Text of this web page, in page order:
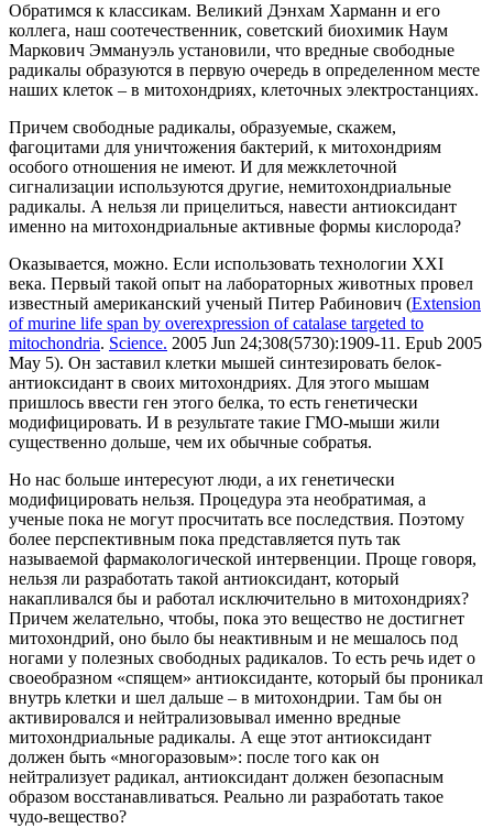
Обратимся к классикам. Великий Дэнхам Харманн и его
коллега, наш соотечественник, советский биохимик Наум
Маркович Эммануэль установили, что вредные свободные
радикалы образуются в первую очередь в определенном месте
наших клеток – в митохондриях, клеточных электростанциях.
Причем свободные радикалы, образуемые, скажем,
фагоцитами для уничтожения бактерий, к митохондриям
особого отношения не имеют. И для межклеточной
сигнализации используются другие, немитохондриальные
радикалы. А нельзя ли прицелиться, навести антиоксидант
именно на митохондриальные активные формы кислорода?
Оказывается, можно. Если использовать технологии XXI
века. Первый такой опыт на лабораторных животных провел
известный американский ученый Питер Рабинович (Extension
of murine life span by overexpression of catalase targeted to
mitochondria. Science. 2005 Jun 24;308(5730):1909-11. Epub 2005
May 5). Он заставил клетки мышей синтезировать белок-
антиоксидант в своих митохондриях. Для этого мышам
пришлось ввести ген этого белка, то есть генетически
модифицировать. И в результате такие ГМО-мыши жили
существенно дольше, чем их обычные собратья.
Но нас больше интересуют люди, а их генетически
модифицировать нельзя. Процедура эта необратимая, а
ученые пока не могут просчитать все последствия. Поэтому
более перспективным пока представляется путь так
называемой фармакологической интервенции. Проще говоря,
нельзя ли разработать такой антиоксидант, который
накапливался бы и работал исключительно в митохондриях?
Причем желательно, чтобы, пока это вещество не достигнет
митохондрий, оно было бы неактивным и не мешалось под
ногами у полезных свободных радикалов. То есть речь идет о
своеобразном «спящем» антиоксиданте, который бы проникал
внутрь клетки и шел дальше – в митохондрии. Там бы он
активировался и нейтрализовывал именно вредные
митохондриальные радикалы. А еще этот антиоксидант
должен быть «многоразовым»: после того как он
нейтрализует радикал, антиоксидант должен безопасным
образом восстанавливаться. Реально ли разработать такое
чудо-вещество?